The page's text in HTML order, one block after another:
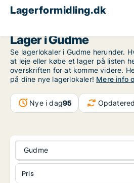
Lagerformidling.dk
Lager i Gudme
Se lagerlokaler i Gudme herunder.
at leje eller købe et lager på listen
overskriften for at komme videre.
på dine nye lagerlokaler! Mere info
Nye i dag95
Gudme
Pris